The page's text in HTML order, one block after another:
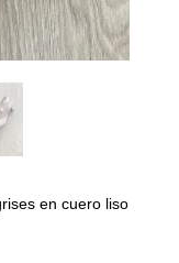
en cuero liso